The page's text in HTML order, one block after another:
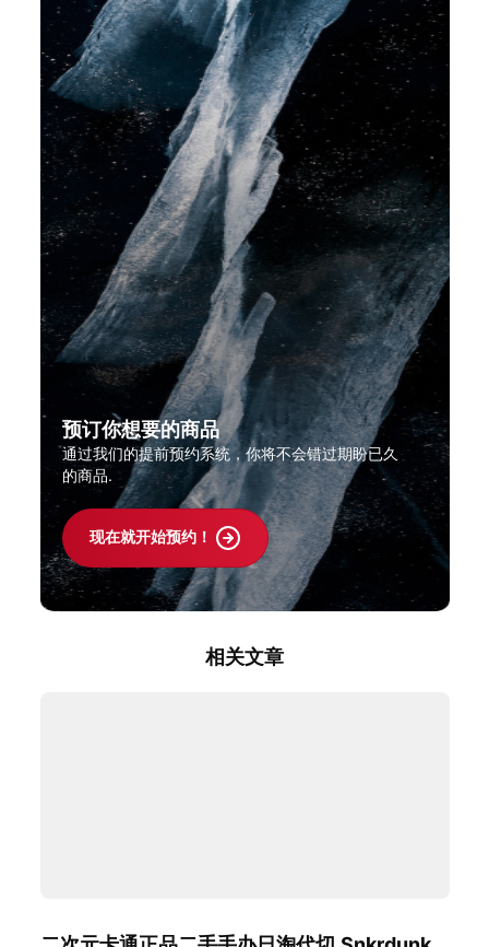
预订你想要的商品
通过我们的提前预约系统，你将不会错过期盼已久
的商品.
现在就开始预约！
相关文章